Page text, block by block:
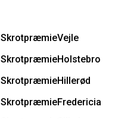
SkrotpræmieVejle
SkrotpræmieHolstebro
SkrotpræmieHillerød
SkrotpræmieFredericia